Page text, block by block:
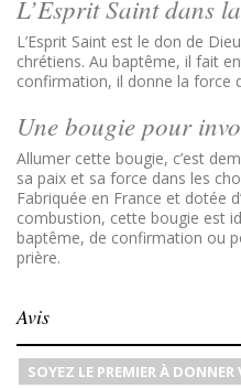
L’Esprit Saint dans
L’Esprit Saint est le don de
chrétiens. Au baptême, il fait
confirmation, il donne la force
Une bougie pour
Allumer cette bougie, c’est
sa paix et sa force dans les
Fabriquée en France et dotée
combustion, cette bougie est
baptême, de confirmation ou
prière.
Avis
SOYEZ LE PREMIER À DONNER